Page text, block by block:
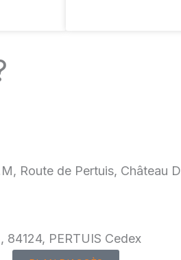
Route de Pertuis, Château
PERTUIS Cedex